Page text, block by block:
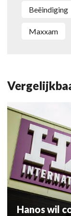
Beëindiging
Maxxam
Hanos wil